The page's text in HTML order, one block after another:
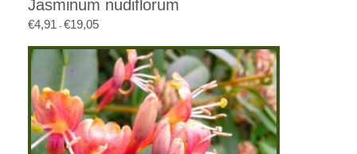
Jasminum nudiflorum
€4,91 - €19,05Prijsklasse:
€19,05